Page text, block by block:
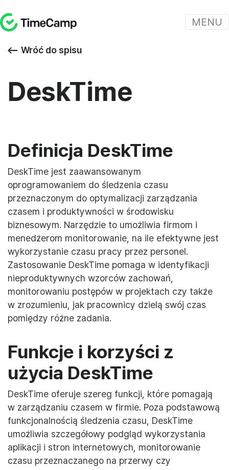
MENU
Wróć do spisu
DeskTime
Definicja DeskTime
DeskTime jest zaawansowanym
oprogramowaniem do śledzenia czasu
przeznaczonym do optymalizacji zarządzania
czasem i produktywności w środowisku
biznesowym. Narzędzie to umożliwia firmom i
menedżerom monitorowanie, na ile efektywne jest
wykorzystanie czasu pracy przez personel.
Zastosowanie DeskTime pomaga w identyfikacji
nieproduktywnych wzorców zachowań,
monitorowaniu postępów w projektach czy także
w zrozumieniu, jak pracownicy dzielą swój czas
pomiędzy różne zadania.
Funkcje i korzyści z
użycia DeskTime
DeskTime oferuje szereg funkcji, które pomagają
w zarządzaniu czasem w firmie. Poza podstawową
funkcjonalnością śledzenia czasu, DeskTime
umożliwia szczegółowy podgląd wykorzystania
aplikacji i stron internetowych, monitorowanie
czasu przeznaczanego na przerwy czy